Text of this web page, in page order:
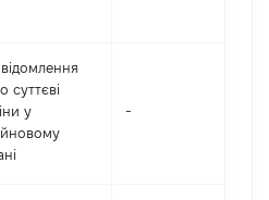
суттєві
y
-